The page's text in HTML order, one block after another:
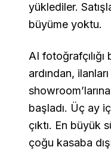
yüklediler.
büyüme yoktu.
AI
ardından,
başladı. Üç ay
çıktı. En büyük
çoğu kasaba